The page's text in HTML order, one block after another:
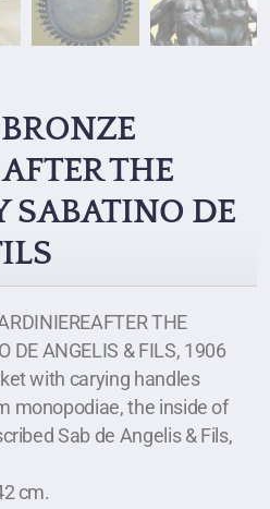
THE
SABATINO DE
THE
DE ANGELIS & FILS, 1906
with carying handles
monopodiae, the inside of
Sab de Angelis & Fils,
cm.